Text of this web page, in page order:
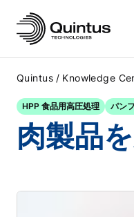
Quintus / Knowledge
HPP 食品用高圧処理 パン
肉製品